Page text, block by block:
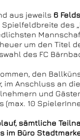
aus jeweils 6
des
um den Titel
des FC
den
im Anschluss an
und
10
sämtliche
Büro